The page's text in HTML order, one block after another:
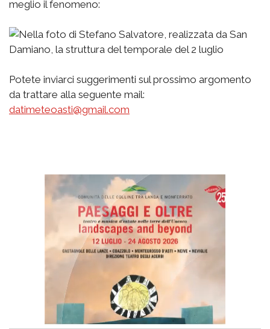
meglio il fenomeno:
Potete inviarci suggerimenti sul prossimo argomento
da trattare alla seguente mail:
datimeteoasti@gmail.com